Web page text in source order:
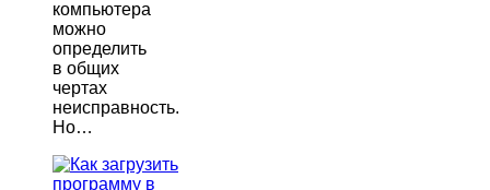
компьютера
можно
определить
в общих
чертах
неисправность.
Но…